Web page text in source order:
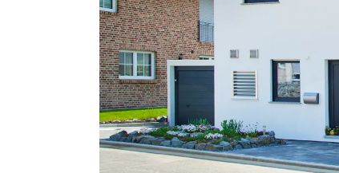
Einliegerwohnung
Containerhaus